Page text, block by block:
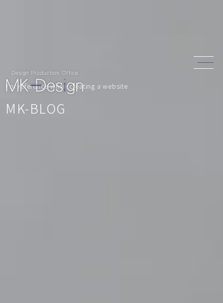
For reference when creating a website
MK-BLOG